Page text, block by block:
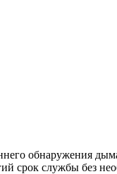
обнаружения
срок службы без